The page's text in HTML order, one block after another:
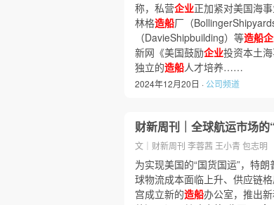
称，私营企业正加紧对美国海
林格造船厂（
（DavieShipbuilding）等造船
新网《美国鼓励企业投资本土
独立的造船人才培养……
2024年12月20日 · 公司频道
财新周刊｜全球航运市场的
文｜财新周刊 李蓉茜 王小青 包志明
为实现美国的“国货国运”，特
球物流成本面临上升、供应链
宫成立新的造船办公室，推出